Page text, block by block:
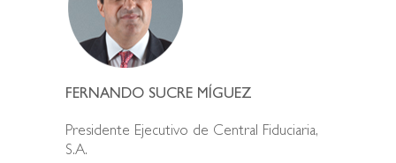
FERNANDO SUCRE MÍGUEZ
Presidente Ejecutivo de Central Fiduciaria,
S.A.